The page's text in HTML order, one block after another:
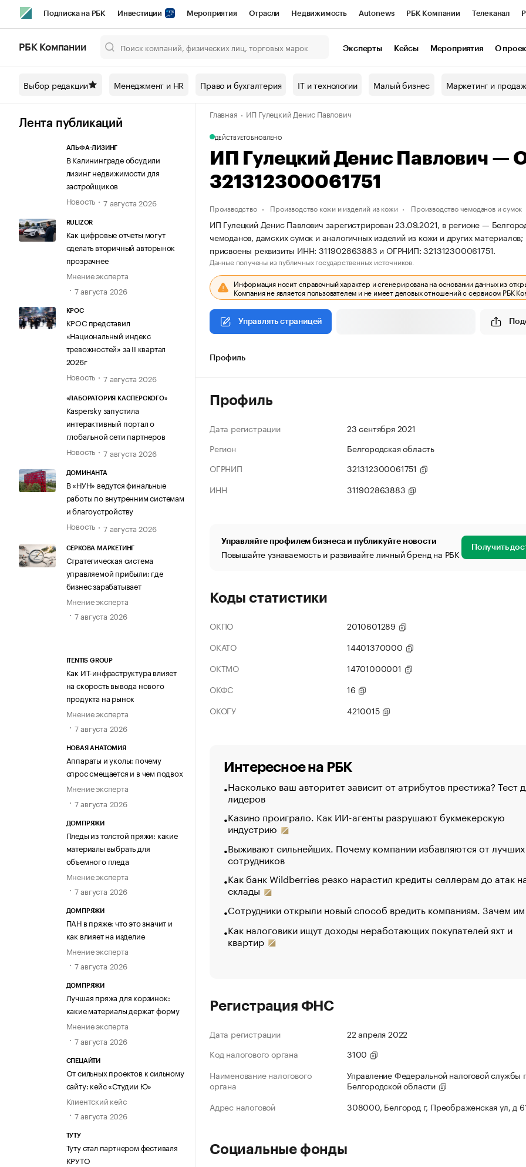
Подписка на РБК Инвестиции Мероприятия Отрасли Недвижимость Autonews РБК Компании Телеканал
Спецпроекты СПб Конференции СПб Спецпроекты Проверка контрагентов
Технологии и медиа Рынок наличной валюты
РБК Компании Эксперты Кейсы Мероприятия О
Выбор редакции Менеджмент и HR Право и бухгалтерия IT и технологии Малый бизнес Маркетинг и
Лента публикаций
АЛЬФА-ЛИЗИНГ
В Калининграде обсудили
лизинг недвижимости для
застройщиков
Новость
7 августа 2026
RULIZOR
Как цифровые отчеты могут
сделать вторичный авторынок
прозрачнее
Мнение эксперта
7 августа 2026
КРОС
КРОС представил
«Национальный индекс
тревожностей» за II квартал
2026г
Новость
7 августа 2026
«ЛАБОРАТОРИЯ КАСПЕРСКОГО»
Kaspersky запустила
интерактивный портал о
глобальной сети партнеров
Новость
7 августа 2026
ДОМИНАНТА
В «НУН» ведутся финальные
работы по внутренним системам
и благоустройству
Новость
7 августа 2026
СЕРКОВА МАРКЕТИНГ
Стратегическая система
управляемой прибыли: где
бизнес зарабатывает
Мнение эксперта
7 августа 2026
ITENTIS GROUP
Как ИТ-инфраструктура влияет
на скорость вывода нового
продукта на рынок
Мнение эксперта
7 августа 2026
НОВАЯ АНАТОМИЯ
Аппараты и уколы: почему
спрос смещается и в чем подвох
Мнение эксперта
7 августа 2026
ДОМПРЯЖИ
Пледы из толстой пряжи: какие
материалы выбрать для
объемного пледа
Мнение эксперта
7 августа 2026
ДОМПРЯЖИ
ПАН в пряже: что это значит и
как влияет на изделие
Мнение эксперта
7 августа 2026
ДОМПРЯЖИ
Лучшая пряжа для корзинок:
какие материалы держат форму
Мнение эксперта
7 августа 2026
СПЕЦАЙТИ
От сильных проектов к сильному
сайту: кейс «Студии Ю»
Клиентский кейс
7 августа 2026
ТУТУ
Туту стал партнером фестиваля
КРУТО
Главная ИП Гулецкий Денис Павлович
ДЕЙСТВУЕТОБНОВЛЕНО
ИП Гулецкий Денис Павлович —
321312300061751
Производство Производство кожи и изделий из кожи Производство чемоданов и сумок
ИП Гулецкий Денис Павлович зарегистрирован 23.09.2021, в регионе —
чемоданов, дамских сумок и аналогичных изделий из кожи и других
присвоены реквизиты ИНН: 311902863883 и ОГРНИП: 321312300061751.
Данные получены из публичных государственных источников.
Информация носит справочный характер и сгенерирована на основании данных из
Компания не является пользователем и не имеет деловых отношений с сервисом РБК
Управлять страницей
Профиль
Профиль
Дата регистрации
23 сентября 2021
Регион
Белгородская область
ОГРНИП
321312300061751
ИНН
311902863883
Управляйте профилем бизнеса и публикуйте новости
Повышайте узнаваемость и развивайте личный бренд на РБК Получить
Коды статистики
ОКПО
2010601289
ОКАТО
14401370000
ОКТМО
14701000001
ОКФС
16
ОКОГУ
4210015
Интересное на РБК
Насколько ваш авторитет зависит от атрибутов престижа? Тест
лидеров
Казино проиграло. Как ИИ-агенты разрушают букмекерскую
индустрию
Выживают сильнейших. Почему компании избавляются от лучших
сотрудников
Как банк Wildberries резко нарастил кредиты селлерам до атак
склады
Сотрудники открыли новый способ вредить компаниям. Зачем
Как налоговики ищут доходы неработающих покупателей яхт и
квартир
Регистрация ФНС
Дата регистрации
22 апреля 2022
Код налогового органа
3100
Наименование налогового
органа
Управление Федеральной налоговой службы
Белгородской области
Адрес налоговой
308000, Белгород г, Преображенская ул, д
Социальные фонды